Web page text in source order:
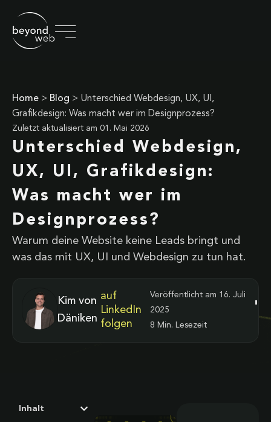
Home > Blog > Unterschied Webdesign, UX, UI,
Grafikdesign: Was macht wer im Designprozess?
Zuletzt aktualisiert am 01. Mai 2026
Unterschied Webdesign,
UX, UI, Grafikdesign:
Was macht wer im
Designprozess?
Warum deine Website keine Leads bringt und
was das mit UX, UI und Webdesign zu tun hat.
Kim von
Däniken
auf
LinkedIn
folgen
Veröffentlicht am 16. Juli
2025
8 Min. Lesezeit
Inhalt